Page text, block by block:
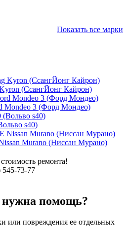
Показать все марки
(СсангЙонг Кайрон)
Mondeo 3 (Форд Мондео)
s40)
Murano (Ниссан Мурано)
ремонта!
545-73-77
нужна помощь?
или повреждения ее отдельных